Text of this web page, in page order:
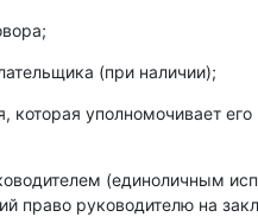
(при наличии);
которая уполномочивает
(единоличным
право руководителю на